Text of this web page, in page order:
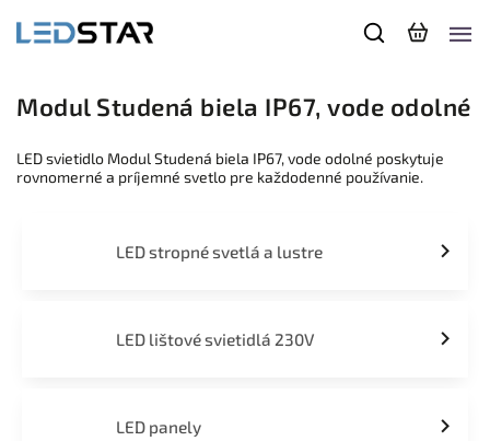
Modul Studená biela IP67, vode odolné
LED svietidlo Modul Studená biela IP67, vode odolné poskytuje
rovnomerné a príjemné svetlo pre každodenné používanie.
LED stropné svetlá a lustre
LED lištové svietidlá 230V
LED panely